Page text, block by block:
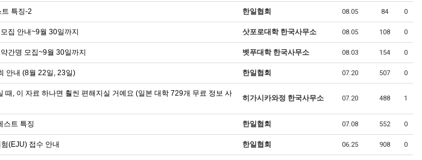
특징-2 한일협회 08.05 84 0
집 안내~9월 30일까지 삿포로대학 한국사무소 08.05 108 0
간명 모집~9월 30일까지 벳푸대학 한국사무소 08.03 154 0
안내 (8월 22일, 23일) 한일협회 07.20 507 0
때, 이 자료 하나면 훨씬 편해지실 거예요 (일본 대학 729개 무료 정보 사
히가시카와정 한국사무소 07.20 488 1
스트 특징 한일협회 07.08 552 0
(EJU) 접수 안내 한일협회 06.25 908 0